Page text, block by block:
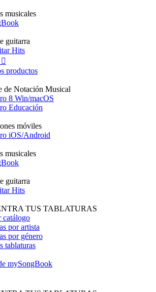
musicales
guitarra
Hits

productos
de Notación Musical
8 Win/macOS
Educación
móviles
iOS/Android
musicales
guitarra
Hits
TUS TABLATURAS
catálogo
por artista
por género
tablaturas
mySongBook